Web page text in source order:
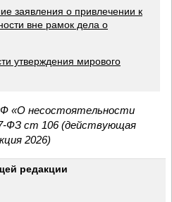
заявления о привлечении к
вне рамок дела о
утверждения мирового
«О несостоятельности
ФЗ ст 106 (действующая
2026)
редакции